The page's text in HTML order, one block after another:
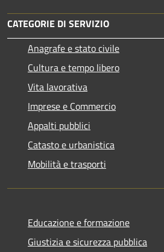
CATEGORIE DI SERVIZIO
Anagrafe e stato civile
Cultura e tempo libero
Vita lavorativa
Imprese e Commercio
Appalti pubblici
Catasto e urbanistica
Mobilità e trasporti
Educazione e formazione
Giustizia e sicurezza pubblica